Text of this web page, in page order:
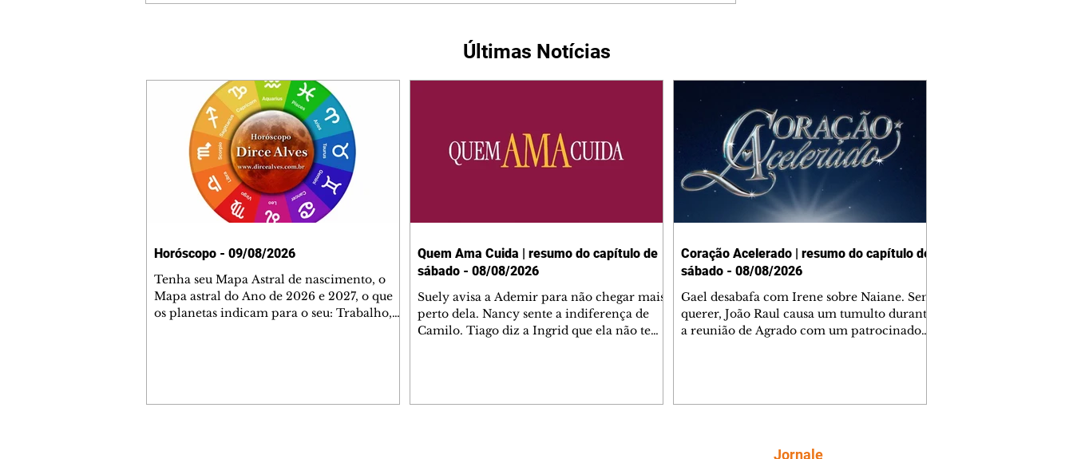
Últimas Notícias
Horóscopo - 09/08/2026
Tenha seu Mapa Astral de nascimento, o
Mapa astral do Ano de 2026 e 2027, o que
os planetas indicam para o seu: Trabalho,
Quem Ama Cuida | resumo do capítulo de
sábado - 08/08/2026
Suely avisa a Ademir para não chegar mais
perto dela. Nancy sente a indiferença de
Camilo. Tiago diz a Ingrid que ela não tem
Coração Acelerado | resumo do capítulo de
sábado - 08/08/2026
Gael desabafa com Irene sobre Naiane. Sem
querer, João Raul causa um tumulto durante
a reunião de Agrado com um patrocinador.
inventa para Agrado que não está
Jornale